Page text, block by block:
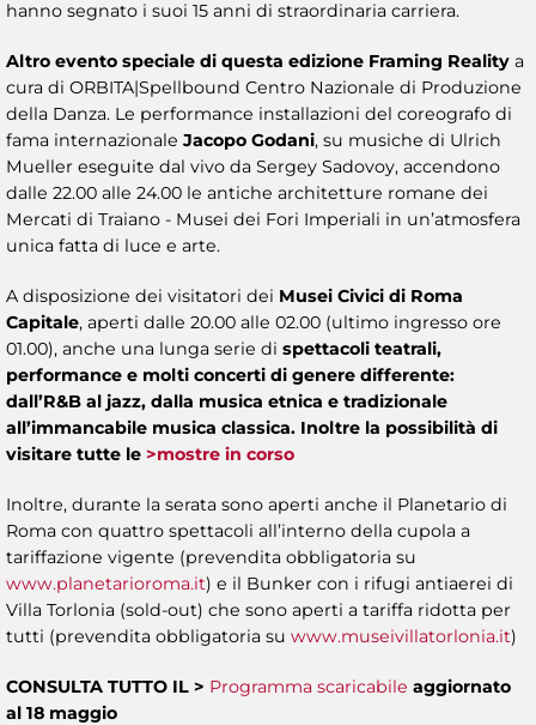
hanno segnato i suoi 15 anni di straordinaria carriera.
Altro evento speciale di questa edizione Framing Reality a
cura di ORBITA|Spellbound Centro Nazionale di Produzione
della Danza. Le performance installazioni del coreografo di
fama internazionale Jacopo Godani, su musiche di Ulrich
Mueller eseguite dal vivo da Sergey Sadovoy, accendono
dalle 22.00 alle 24.00 le antiche architetture romane dei
Mercati di Traiano - Musei dei Fori Imperiali in un’atmosfera
unica fatta di luce e arte.
A disposizione dei visitatori dei Musei Civici di Roma
Capitale, aperti dalle 20.00 alle 02.00 (ultimo ingresso ore
01.00), anche una lunga serie di spettacoli teatrali,
performance e molti concerti di genere differente:
dall’R&B al jazz, dalla musica etnica e tradizionale
all’immancabile musica classica. Inoltre la possibilità di
visitare tutte le >mostre in corso
Inoltre, durante la serata sono aperti anche il Planetario di
Roma con quattro spettacoli all’interno della cupola a
tariffazione vigente (prevendita obbligatoria su
www.planetarioroma.it) e il Bunker con i rifugi antiaerei di
Villa Torlonia (sold-out) che sono aperti a tariffa ridotta per
tutti (prevendita obbligatoria su www.museivillatorlonia.it)
CONSULTA TUTTO IL > Programma scaricabile aggiornato
al 18 maggio